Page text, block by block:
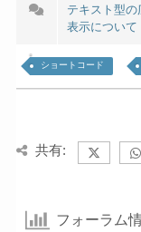
テキスト型
表示について
ショートコード
共有:
フォーラム